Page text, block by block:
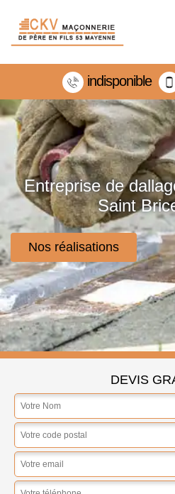
indisponible
Entreprise de
Saint
Nos réalisations
DEVIS